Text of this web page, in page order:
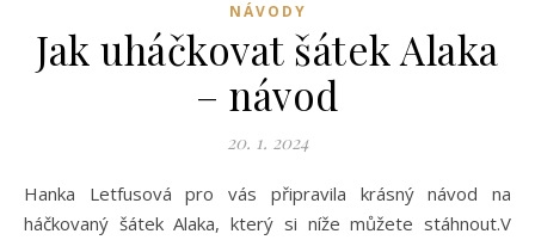
NÁVODY
Jak uháčkovat šátek Alaka
– návod
20. 1. 2024
Hanka Letfusová pro vás připravila krásný návod na
háčkovaný šátek Alaka, který si níže můžete stáhnout.V